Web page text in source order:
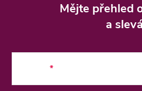
Mějte přehled
a